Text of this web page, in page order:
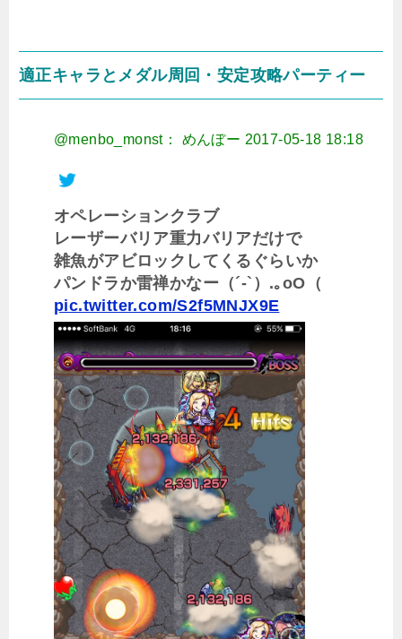
適正キャラとメダル周回・安定攻略パーティー
@menbo_monst： めんぼー 2017-05-18 18:18
オペレーションクラブ
レーザーバリア重力バリアだけで
雑魚がアビロックしてくるぐらいか
パンドラか雷禅かなー（´-`）.｡oO（
pic.twitter.com/S2f5MNJX9E